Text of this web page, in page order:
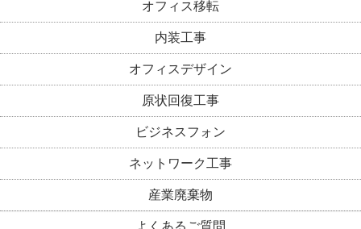
オフィス移転
内装工事
オフィスデザイン
原状回復工事
ビジネスフォン
ネットワーク工事
産業廃棄物